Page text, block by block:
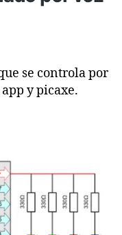
se controla por
y picaxe.